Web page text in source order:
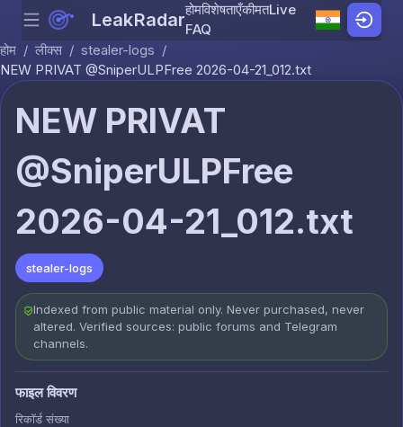
Skip to content
Menu LeakRadarहोमविशेषताएँकीमतLive
FAQ
होम / लीक्स / stealer-logs /
NEW PRIVAT @SniperULPFree 2026-04-21_012.txt
NEW PRIVAT
@SniperULPFree
2026-04-21_012.txt
stealer-logs
Indexed from public material only. Never purchased, never
altered. Verified sources: public forums and Telegram
channels.
फाइल विवरण
रिकॉर्ड संख्या